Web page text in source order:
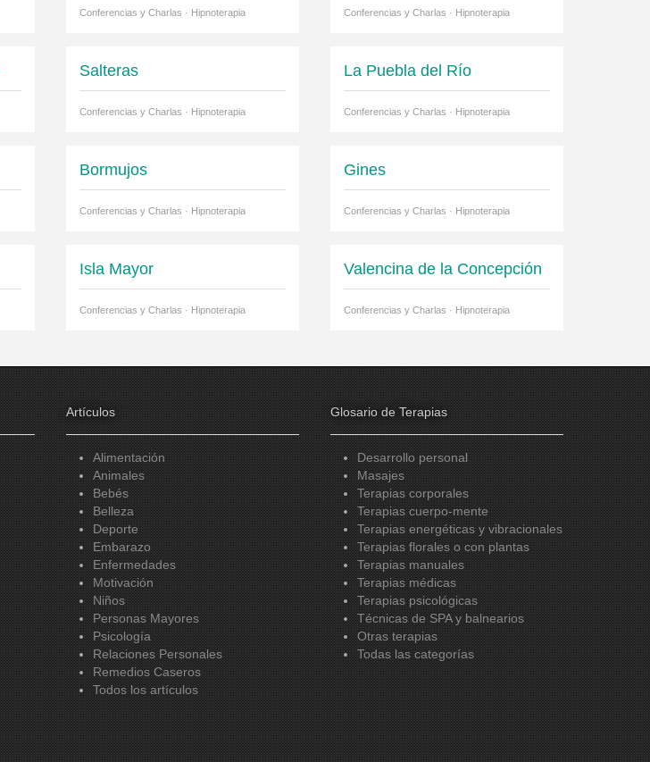
Conferencias y Charlas · Hipnoterapia Conferencias y Charlas · Hipnoterapia
Salteras
Conferencias y Charlas · Hipnoterapia
La Puebla del Río
Conferencias y Charlas · Hipnoterapia
Bormujos
Conferencias y Charlas · Hipnoterapia
Gines
Conferencias y Charlas · Hipnoterapia
Isla Mayor
Conferencias y Charlas · Hipnoterapia
Valencina de la Concepción
Conferencias y Charlas · Hipnoterapia
Artículos
Alimentación
Animales
Bebés
Belleza
Deporte
Embarazo
Enfermedades
Motivación
Niños
Personas Mayores
Psicología
Relaciones Personales
Remedios Caseros
Todos los artículos
Glosario de Terapias
Desarrollo personal
Masajes
Terapias corporales
Terapias cuerpo-mente
Terapias energéticas y vibracionales
Terapias florales o con plantas
Terapias manuales
Terapias médicas
Terapias psicológicas
Técnicas de SPA y balnearios
Otras terapias
Todas las categorías